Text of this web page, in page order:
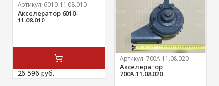
Артикул: 6010-11.08.010
Акселератор 6010-
11.08.010
26 596 руб.
Артикул: 700А.11.08.020
Акселератор
700А.11.08.020